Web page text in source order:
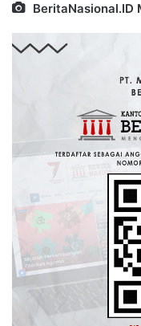
BeritaNasional.ID